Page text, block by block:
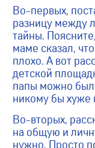
Во-первых,
разницу между
тайны.
маме сказал,
плохо. А вот
детской
папы можно
никому бы хуже
Во-вторых,
на общую и